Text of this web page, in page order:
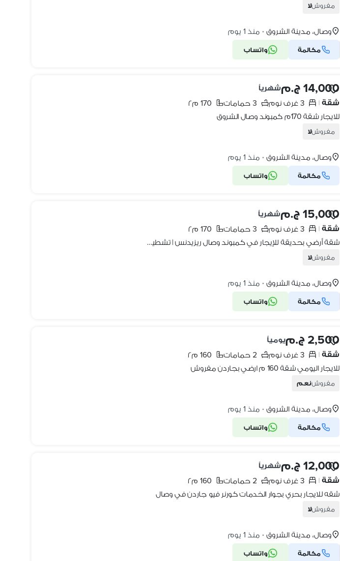
مفروشلا
وصال، مدينة الشروق • منذ 1 يوم
مكالمة واتساب
14,000 ج.م
شهرياً
شقة | 3 غرف نوم 3 حمامات
170 م٢
للايجار شقة 170م كمبوند وصال الشروق
مفروشلا
وصال، مدينة الشروق • منذ 1 يوم
مكالمة واتساب
15,000 ج.م
شهرياً
شقة | 3 غرف نوم 3 حمامات
170 م٢
شقة أرضي بحديقة للإيجار في كمبوند وصال ريزيدنس | تشطيب بتعديلات خاصة
مفروشلا
وصال، مدينة الشروق • منذ 1 يوم
مكالمة واتساب
2,500 ج.م
يومياً
شقة | 3 غرف نوم 2 حمامات
160 م٢
للايجار اليومي شقة 160 م ارضي بجاردن مفروش
مفروشنعم
وصال، مدينة الشروق • منذ 1 يوم
مكالمة واتساب
12,000 ج.م
شهرياً
شقة | 3 غرف نوم 2 حمامات
160 م٢
شقه للايجار بحري بجوار الخدمات كورنر فيو جاردن في وصال
مفروشلا
وصال، مدينة الشروق • منذ 1 يوم
مكالمة واتساب